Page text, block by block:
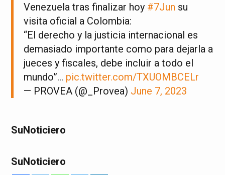
Venezuela tras finalizar hoy #7Jun su
visita oficial a Colombia:
“El derecho y la justicia internacional es
demasiado importante como para dejarla a
jueces y fiscales, debe incluir a todo el
mundo”… pic.twitter.com/TXUOMBCELr
— PROVEA (@_Provea) June 7, 2023
SuNoticiero
SuNoticiero